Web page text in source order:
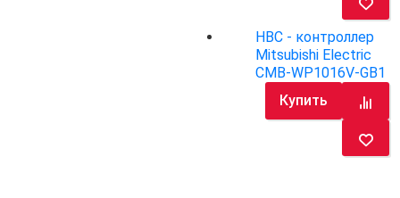
HBC - контроллер
Mitsubishi Electric
CMB-WP1016V-GB1
Купить